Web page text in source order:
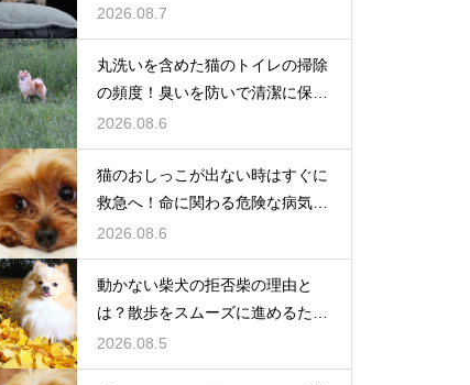
魔法
2026.08.7
丸洗いを含めた猫のトイレの掃除
の頻度！臭いを防いで清潔に保つ
コツ
2026.08.6
猫のおしっこが出ない時はすぐに
救急へ！命に関わる危険な病気と
は
2026.08.6
動かない柴犬の拒否柴の理由と
は？散歩をスムーズに進めるため
の対策
2026.08.5